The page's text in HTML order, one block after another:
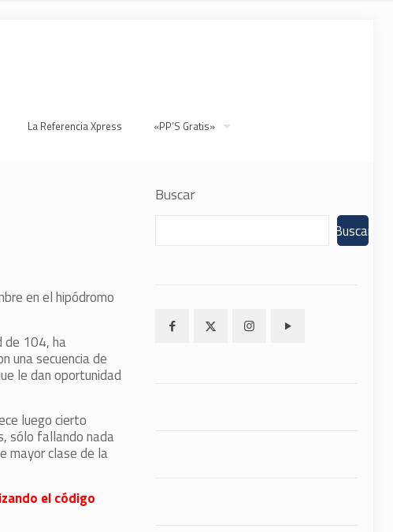
La Referencia Xpress «PP’S Gratis»
en el hipódromo
de 104, ha
una secuencia de
le dan oportunidad
luego cierto
sólo fallando nada
mayor clase de la
el código
Buscar
Buscar